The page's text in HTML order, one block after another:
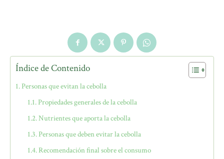
Índice de Contenido
Personas que evitan la cebolla
Propiedades generales de la cebolla
Nutrientes que aporta la cebolla
Personas que deben evitar la cebolla
Recomendación final sobre el consumo